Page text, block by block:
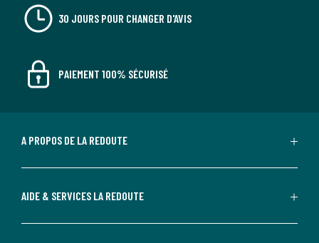
30 JOURS POUR CHANGER D'AVIS
PAIEMENT 100% SÉCURISÉ
A PROPOS DE LA REDOUTE
AIDE & SERVICES LA REDOUTE